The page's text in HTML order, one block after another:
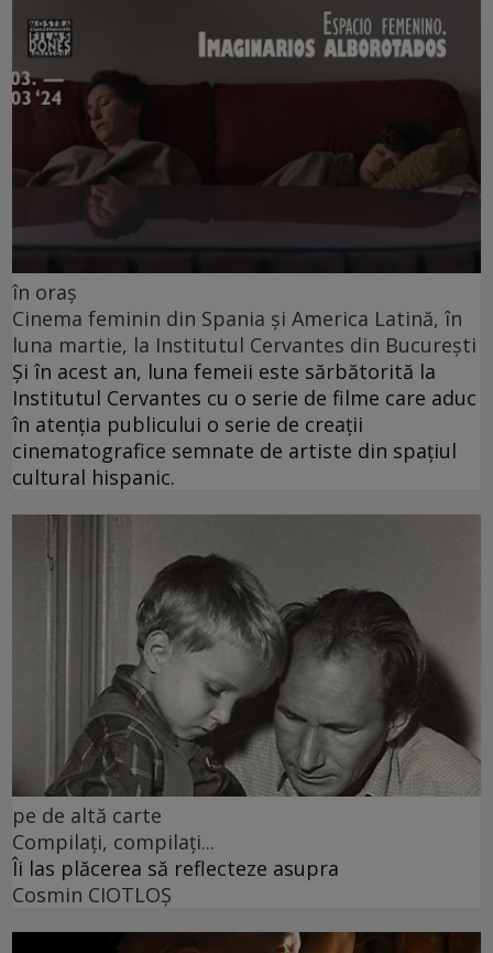
în oraș
Cinema feminin din Spania și America Latină, în
luna martie, la Institutul Cervantes din București
Și în acest an, luna femeii este sărbătorită la
Institutul Cervantes cu o serie de filme care aduc
în atenția publicului o serie de creații
cinematografice semnate de artiste din spațiul
cultural hispanic.
pe de altă carte
Compilați, compilați...
Îi las plăcerea să reflecteze asupra
Cosmin CIOTLOŞ